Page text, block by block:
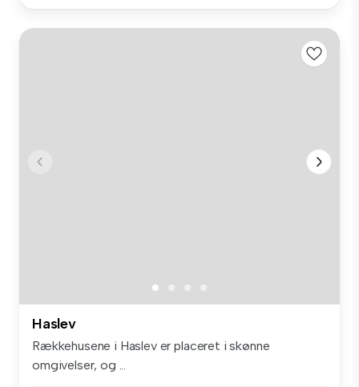
Haslev
Rækkehusene i Haslev er placeret i skønne
omgivelser, og ...